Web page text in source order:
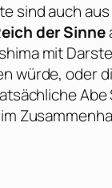
sind auch
der Sinne
mit
würde, oder
Abe